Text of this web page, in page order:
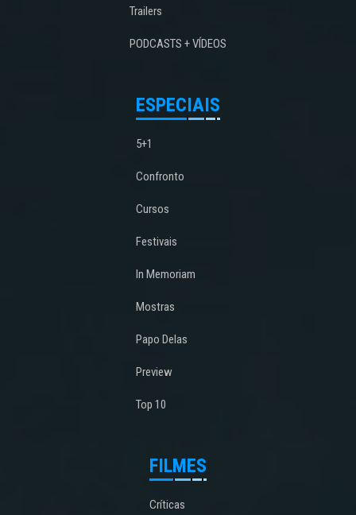
Trailers
PODCASTS + VÍDEOS
ESPECIAIS
5+1
Confronto
Cursos
Festivais
In Memoriam
Mostras
Papo Delas
Preview
Top 10
FILMES
Críticas